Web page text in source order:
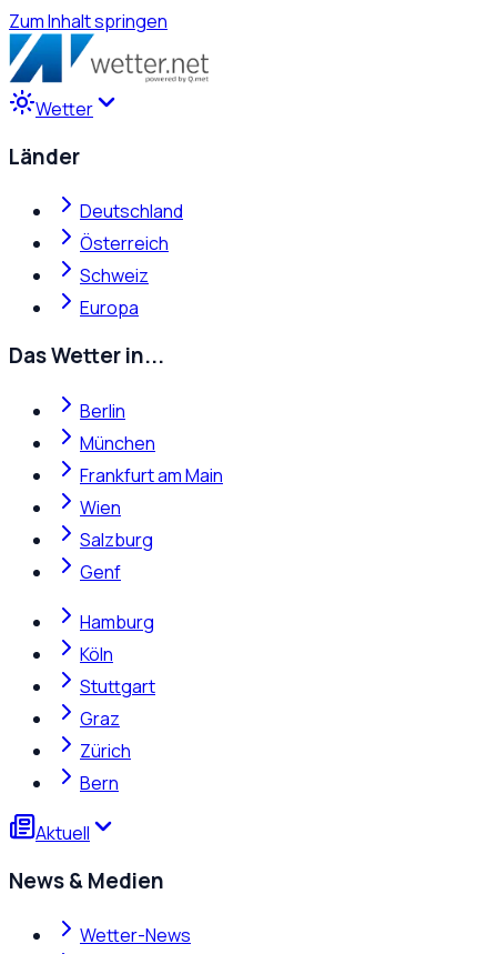
Zum Inhalt springen
Wetter
Länder
Deutschland
Österreich
Schweiz
Europa
Das Wetter in...
Berlin
München
Frankfurt am Main
Wien
Salzburg
Genf
Hamburg
Köln
Stuttgart
Graz
Zürich
Bern
Aktuell
News & Medien
Wetter-News